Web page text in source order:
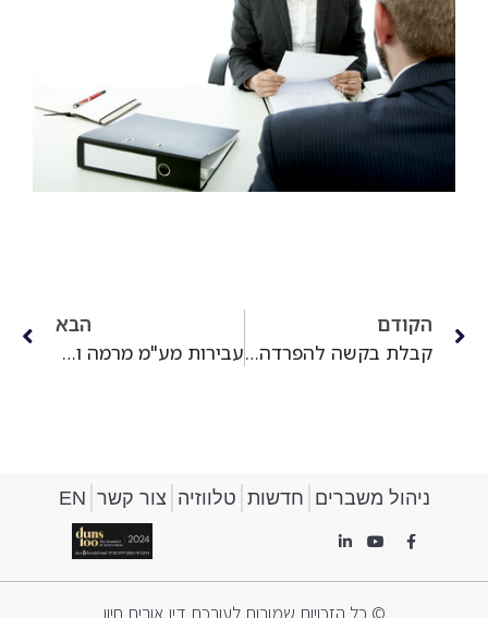
הקודם
קבלת בקשה להפרדה בין נאשמים לאותו כתב אישום – ת"פ (תל-אביב-יפו) 3188/04 – מדינת ישראל – פמת"א נ' יאיר גילאור-גוטמן הופרד והותלה ואח'
הבא
עבירות מע"מ מרמה והונאה – ת"פ (תל-אביב-יפו) 40013/05 – מדינת ישראל נ' אורי רש ואח'
ניהול משברים חדשות טלווזיה צור קשר EN